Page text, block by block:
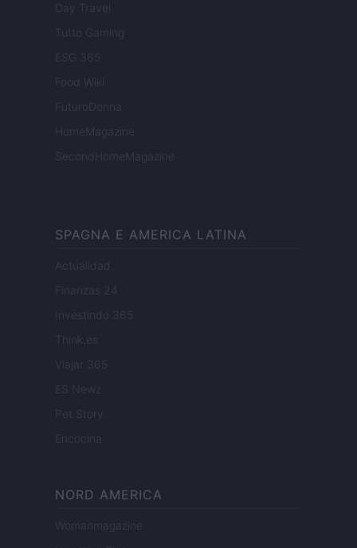
Day Travel
Tutto Gaming
ESG 365
Food Wiki
FuturoDonna
HomeMagazine
SecondHomeMagazine
SPAGNA E AMERICA LATINA
Actualidad
Finanzas 24
Investindo 365
Think.es
Viajar 365
ES Newz
Pet Story
Encocina
NORD AMERICA
Womanmagazine